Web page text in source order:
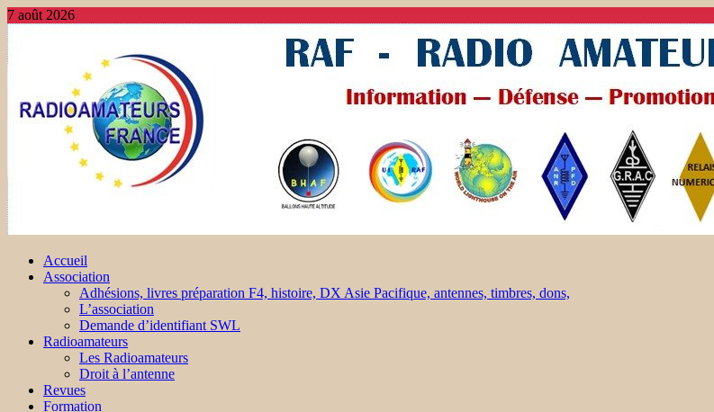
7 août 2026
Accueil
Association
Adhésions, livres préparation F4, histoire, DX Asie Pacifique, antennes, timbres, dons,
L’association
Demande d’identifiant SWL
Radioamateurs
Les Radioamateurs
Droit à l’antenne
Revues
Formation